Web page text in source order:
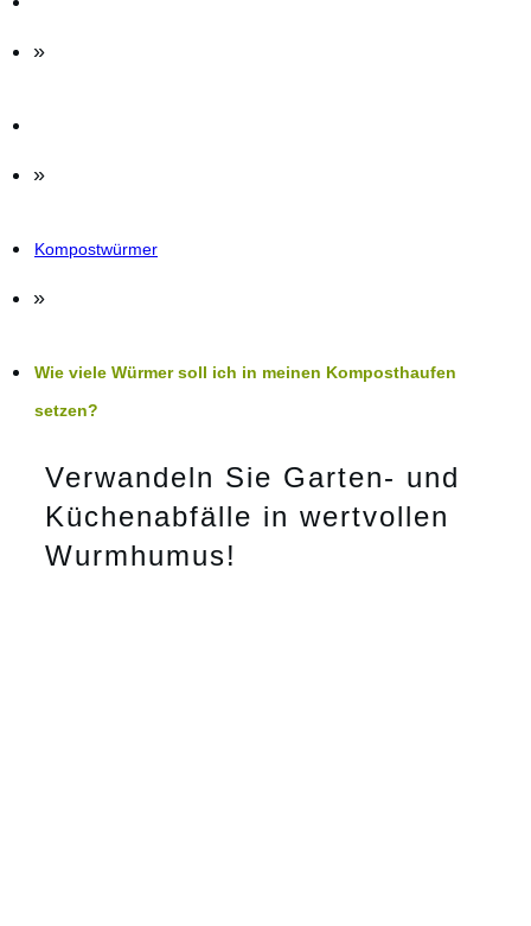
»
»
Kompostwürmer
»
Wie viele Würmer soll ich in meinen Komposthaufen
setzen?
Verwandeln Sie Garten- und
Küchenabfälle in wertvollen
Wurmhumus!